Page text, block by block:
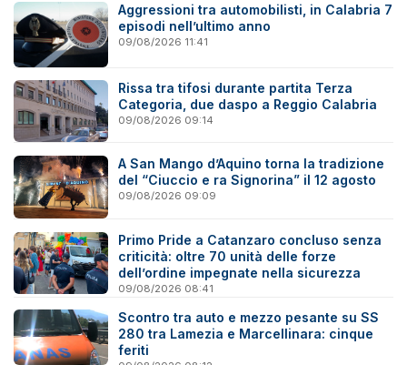
Aggressioni tra automobilisti, in Calabria 7
episodi nell’ultimo anno
09/08/2026 11:41
Rissa tra tifosi durante partita Terza
Categoria, due daspo a Reggio Calabria
09/08/2026 09:14
A San Mango d’Aquino torna la tradizione
del “Ciuccio e ra Signorina” il 12 agosto
09/08/2026 09:09
Primo Pride a Catanzaro concluso senza
criticità: oltre 70 unità delle forze
dell’ordine impegnate nella sicurezza
09/08/2026 08:41
Scontro tra auto e mezzo pesante su SS
280 tra Lamezia e Marcellinara: cinque
feriti